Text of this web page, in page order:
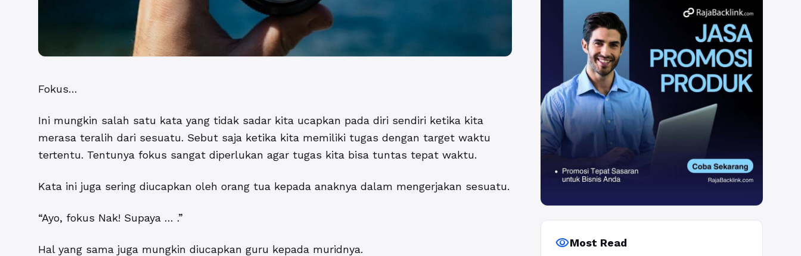
Fokus…
Ini mungkin salah satu kata yang tidak sadar kita ucapkan pada diri sendiri ketika kita
merasa teralih dari sesuatu. Sebut saja ketika kita memiliki tugas dengan target waktu
tertentu. Tentunya fokus sangat diperlukan agar tugas kita bisa tuntas tepat waktu.
Kata ini juga sering diucapkan oleh orang tua kepada anaknya dalam mengerjakan sesuatu.
“Ayo, fokus Nak! Supaya … .”
Hal yang sama juga mungkin diucapkan guru kepada muridnya. visibilityMost Read